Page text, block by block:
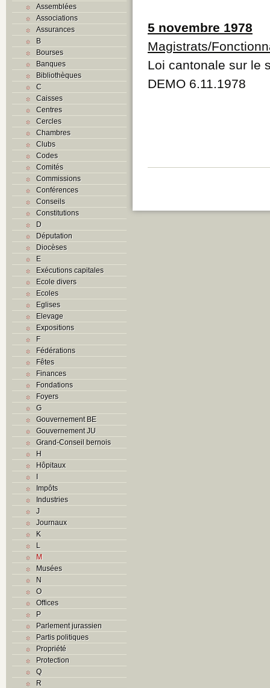
Assemblées
Associations
Assurances
B
Bourses
Banques
Bibliothèques
C
Caisses
Centres
Cercles
Chambres
Clubs
Codes
Comités
Commissions
Conférences
Conseils
Constitutions
D
Députation
Diocèses
E
Exécutions capitales
Ecole divers
Ecoles
Eglises
Elevage
Expositions
F
Fédérations
Fêtes
Finances
Fondations
Foyers
G
Gouvernement BE
Gouvernement JU
Grand-Conseil bernois
H
Hôpitaux
I
Impôts
Industries
J
Journaux
K
L
M
Musées
N
O
Offices
P
Parlement jurassien
Partis politiques
Propriété
Protection
Q
R
5 novembre 1978
Magistrats/
Loi cantonale sur le
DEMO 6.11.1978